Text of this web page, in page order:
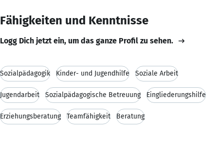
Fähigkeiten und Kenntnisse
Logg Dich jetzt ein, um das ganze Profil zu sehen.
Sozialpädagogik Kinder- und Jugendhilfe Soziale Arbeit
Jugendarbeit Sozialpädagogische Betreuung Eingliederungshilfe
Erziehungsberatung Teamfähigkeit Beratung